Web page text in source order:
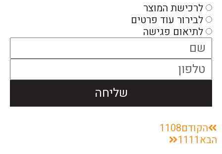
לרכישת המוצר
לבירור עוד פרטים
לתיאום פגישה
שליחה
הקודם1108
הבא1111